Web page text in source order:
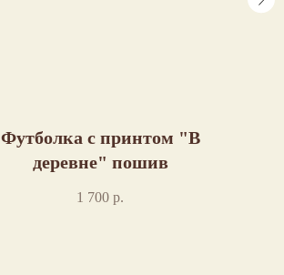
Футболка с принтом "В
деревне" пошив
1 700 р.